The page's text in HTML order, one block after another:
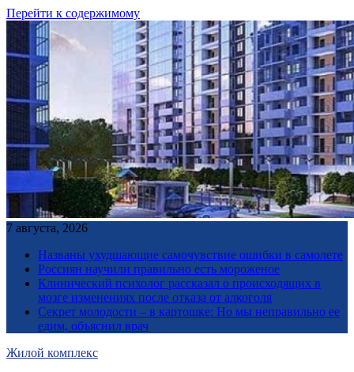
Перейти к содержимому
7 августа, 2026
Названы ухудшающие самочувствие ошибки в самолете
Россиян научили правильно есть мороженое
Клинический психолог рассказал о происходящих в
мозге изменениях после отказа от алкоголя
Секрет молодости – в картошке: Но мы неправильно ее
едим, объяснил врач
Жилой комплекс